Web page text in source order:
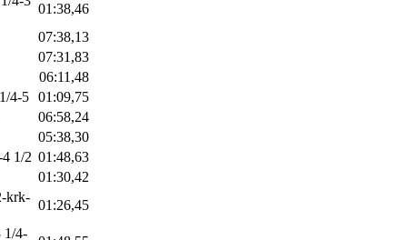
01:38,46
07:38,13
07:31,83
06:11,48
4-5 01:09,75
06:58,24
05:38,30
1/2 01:48,63
01:30,42
krk-
01:26,45
1/4-